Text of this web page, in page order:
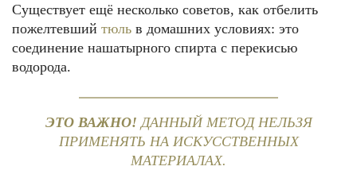
Существует ещё несколько советов, как отбелить
пожелтевший тюль в домашних условиях: это
соединение нашатырного спирта с перекисью
водорода.
ЭТО ВАЖНО! ДАННЫЙ МЕТОД НЕЛЬЗЯ
ПРИМЕНЯТЬ НА ИСКУССТВЕННЫХ
МАТЕРИАЛАХ.